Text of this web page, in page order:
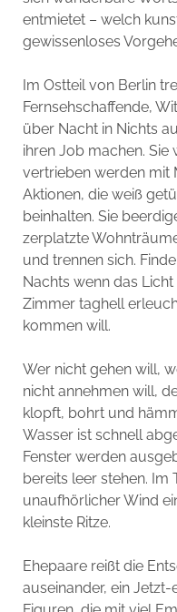
entmietet – welch
gewissenloses
Im Ostteil von Berlin
Fernsehschaffende,
über Nacht in Nichts
ihren Job machen. Sie
vertrieben werden mit
Aktionen, die weiß
beinhalten. Sie
zerplatzte
und trennen sich.
Nachts wenn das
Zimmer taghell
kommen will.
Wer nicht gehen will,
nicht annehmen will,
klopft, bohrt und
Wasser ist schnell
Fenster werden
bereits leer stehen. Im
unaufhörlicher Wind
kleinste Ritze.
Ehepaare reißt die
auseinander, ein